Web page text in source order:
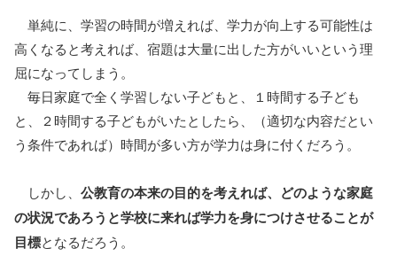
単純に、学習の時間が増えれば、学力が向上する可能性は
高くなると考えれば、宿題は大量に出した方がいいという理
屈になってしまう。
毎日家庭で全く学習しない子どもと、１時間する子ども
と、２時間する子どもがいたとしたら、（適切な内容だとい
う条件であれば）時間が多い方が学力は身に付くだろう。
しかし、 公教育の本来の目的を考えれば、どのような家庭
の状況であろうと学校に来れば学力を身につけさせることが
目標となるだろう。